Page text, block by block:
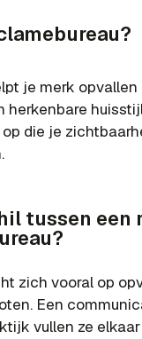
je merk
herkenbare
die je
tussen een
zich vooral op
Een
vullen ze